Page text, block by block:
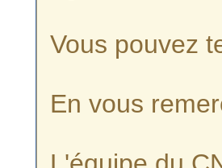
Vous pouvez
En vous